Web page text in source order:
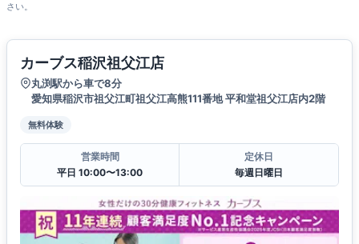
さい。
カーブス稲沢祖父江店
丸渕駅から車で8分
愛知県稲沢市祖父江町祖父江高熊111番地 平和堂祖父江店内2階
無料体験
営業時間
平日 10:00〜13:00
定休日
毎週日曜日